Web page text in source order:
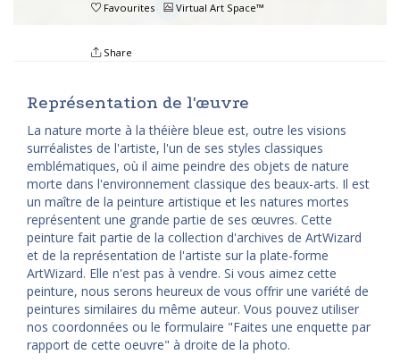
Favourites Virtual Art Space™
Share
Représentation de l'œuvre
La nature morte à la théière bleue est, outre les visions
surréalistes de l'artiste, l'un de ses styles classiques
emblématiques, où il aime peindre des objets de nature
morte dans l'environnement classique des beaux-arts. Il est
un maître de la peinture artistique et les natures mortes
représentent une grande partie de ses œuvres. Cette
peinture fait partie de la collection d'archives de ArtWizard
et de la représentation de l'artiste sur la plate-forme
ArtWizard. Elle n'est pas à vendre. Si vous aimez cette
peinture, nous serons heureux de vous offrir une variété de
peintures similaires du même auteur. Vous pouvez utiliser
nos coordonnées ou le formulaire "Faites une enquette par
rapport de cette oeuvre" à droite de la photo.